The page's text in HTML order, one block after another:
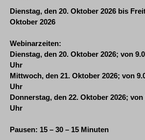
Dienstag, den 20. Oktober 2026 bis
Oktober 2026
Webinarzeiten:
Dienstag, den 20. Oktober 2026; von
Uhr
Mittwoch, den 21. Oktober 2026; von
Uhr
Donnerstag, den 22. Oktober 2026; von
Uhr
Pausen: 15 – 30 – 15 Minuten